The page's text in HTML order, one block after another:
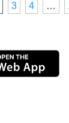
3 4 …